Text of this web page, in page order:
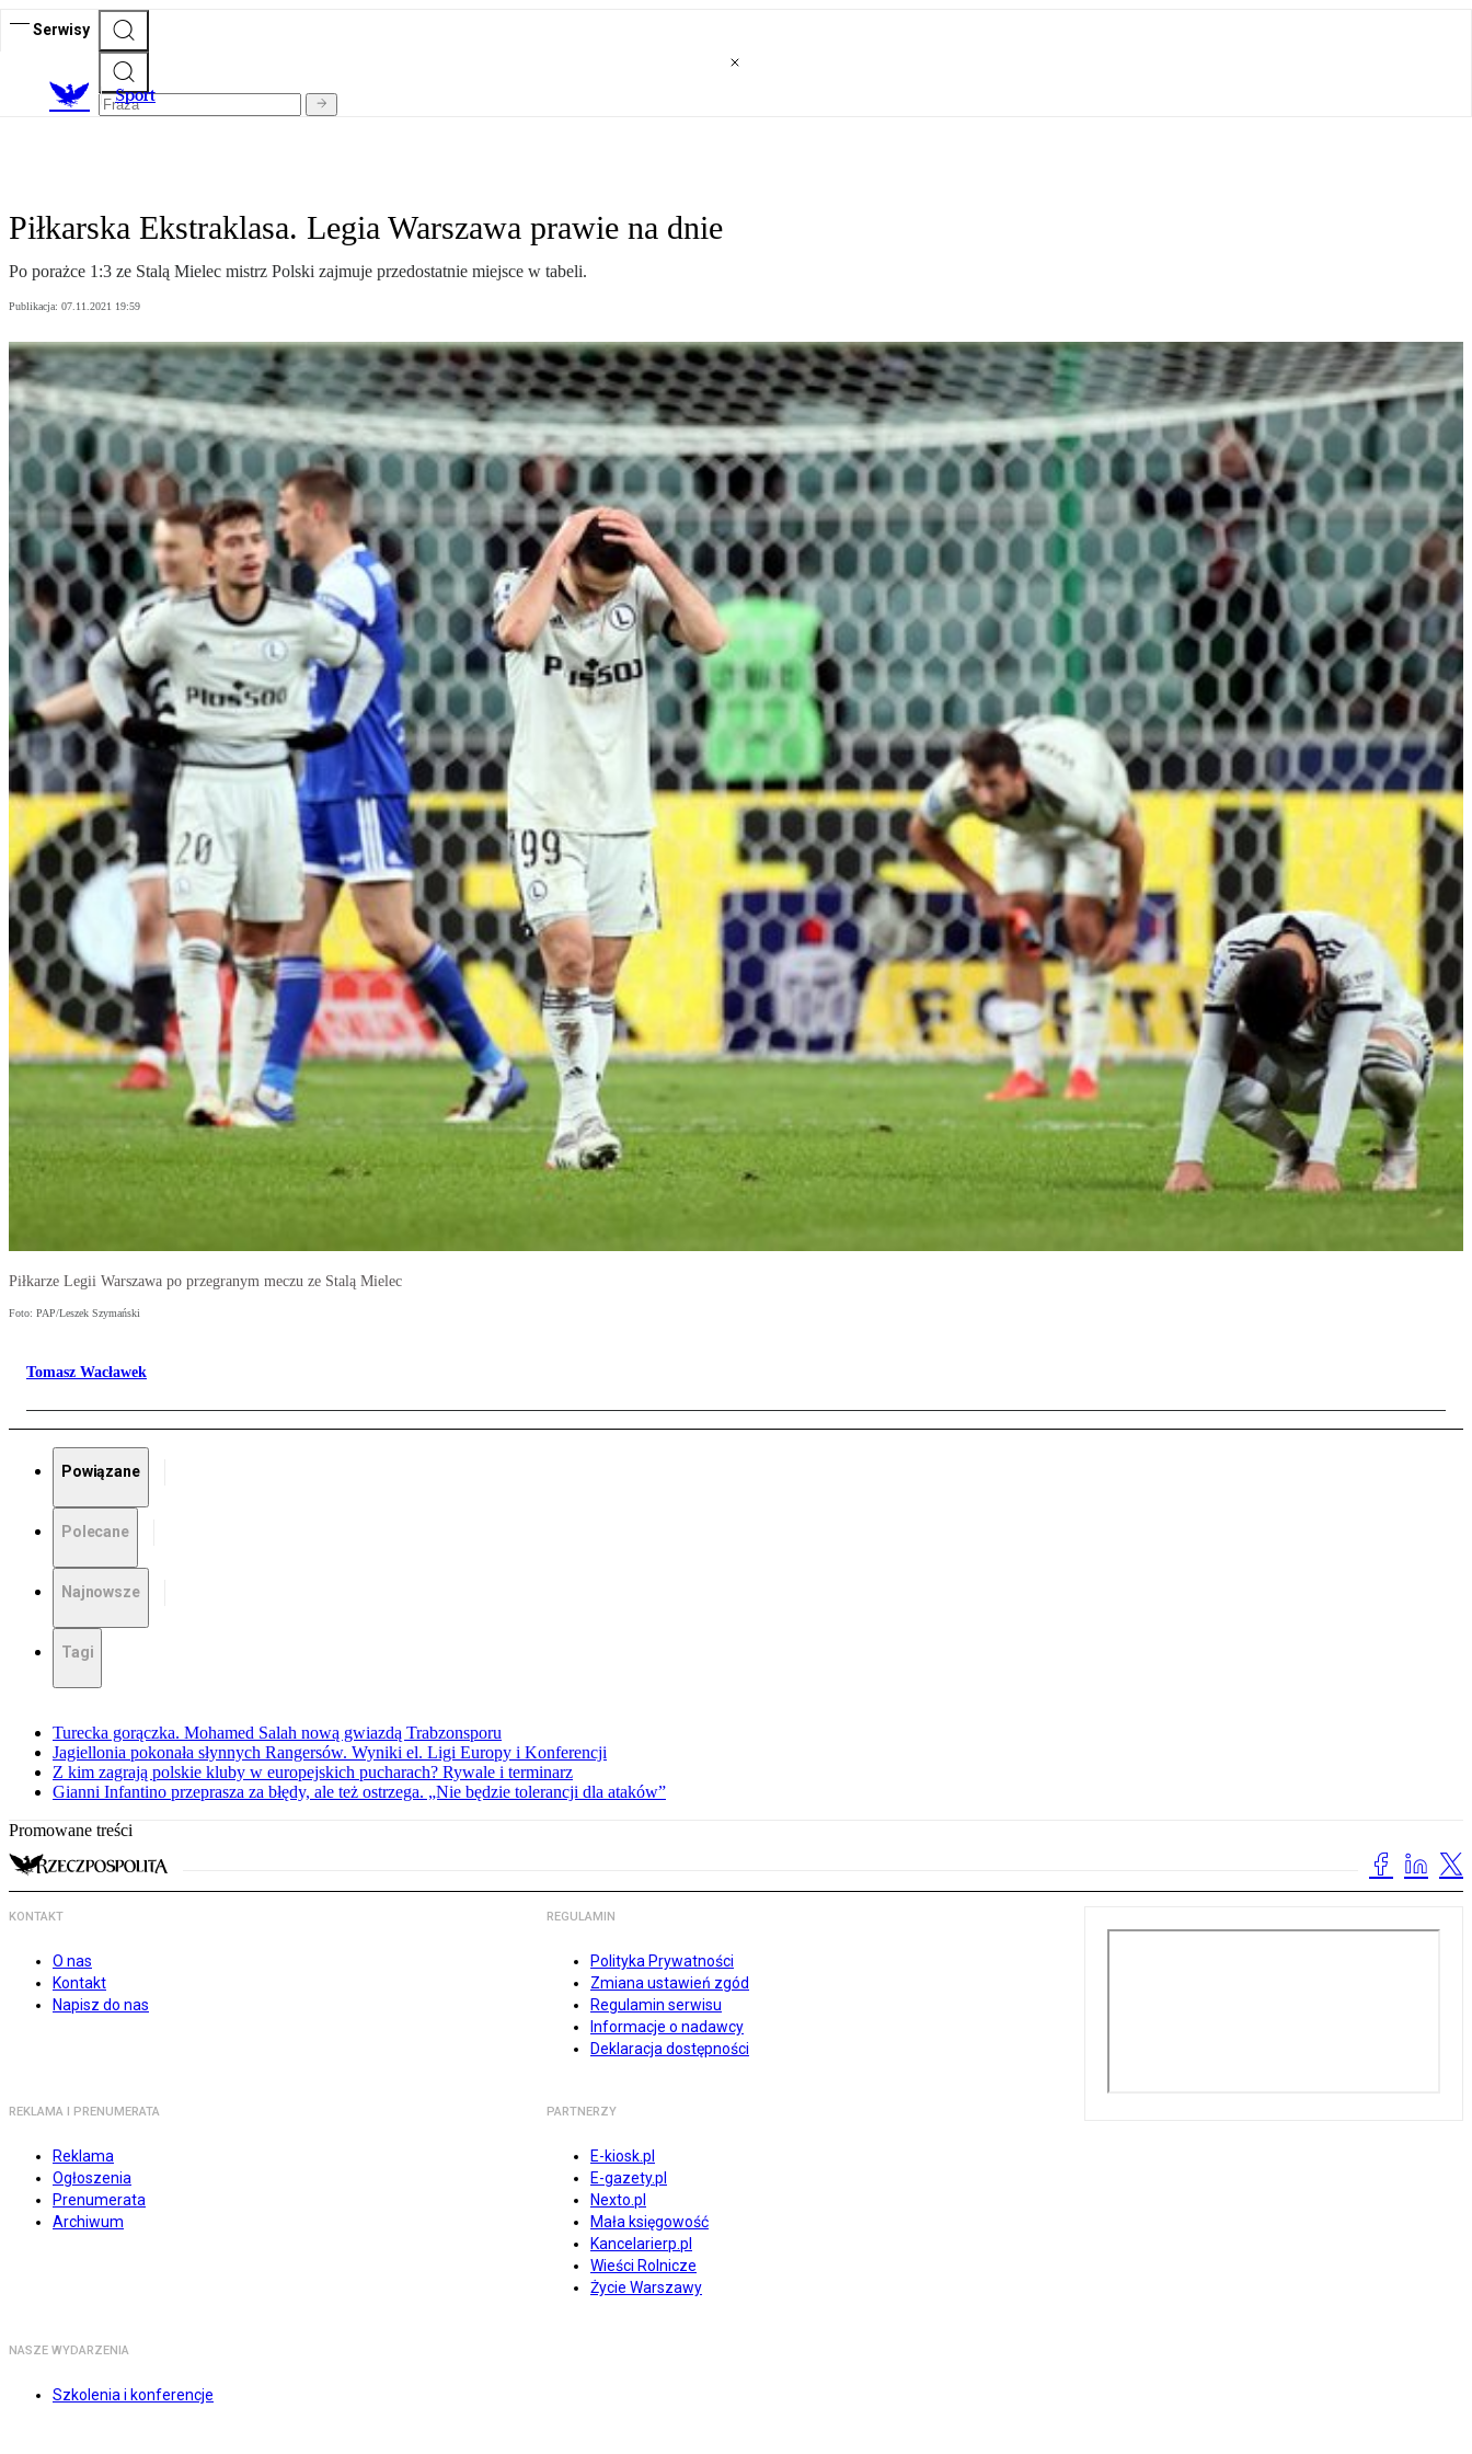
Serwisy
Sport
Piłkarska Ekstraklasa. Legia Warszawa prawie na dnie
Po porażce 1:3 ze Stalą Mielec mistrz Polski zajmuje przedostatnie miejsce w tabeli.
Publikacja: 07.11.2021 19:59
Piłkarze Legii Warszawa po przegranym meczu ze Stalą Mielec
Foto: PAP/Leszek Szymański
Tomasz Wacławek
Powiązane
Polecane
Najnowsze
Tagi
Turecka gorączka. Mohamed Salah nową gwiazdą Trabzonsporu
Jagiellonia pokonała słynnych Rangersów. Wyniki el. Ligi Europy i Konferencji
Z kim zagrają polskie kluby w europejskich pucharach? Rywale i terminarz
Gianni Infantino przeprasza za błędy, ale też ostrzega. „Nie będzie tolerancji dla ataków”
Promowane treści
KONTAKT
O nas
Kontakt
Napisz do nas
REGULAMIN
Polityka Prywatności
Zmiana ustawień zgód
Regulamin serwisu
Informacje o nadawcy
Deklaracja dostępności
REKLAMA I PRENUMERATA
Reklama
Ogłoszenia
Prenumerata
Archiwum
PARTNERZY
E-kiosk.pl
E-gazety.pl
Nexto.pl
Mała księgowość
Kancelarierp.pl
Wieści Rolnicze
Życie Warszawy
NASZE WYDARZENIA
Szkolenia i konferencje